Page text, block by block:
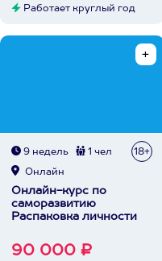
Работает круглый год
9 недель 1 чел 18+
Онлайн
Онлайн-курс по
саморазвитию
Распаковка личности
90 000 ₽